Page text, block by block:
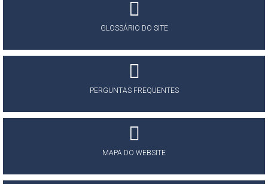
GLOSSÁRIO DO SITE
PERGUNTAS FREQUENTES
MAPA DO WEBSITE